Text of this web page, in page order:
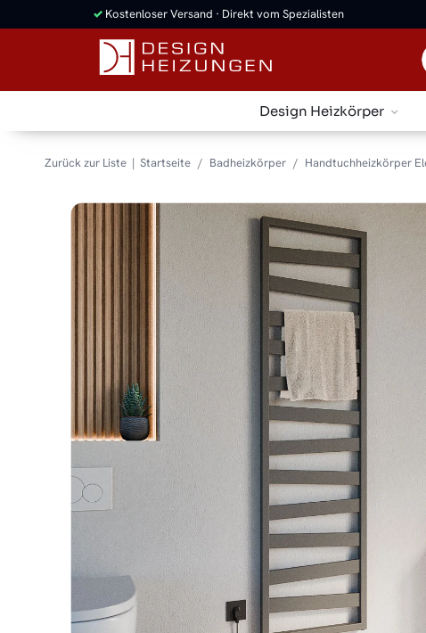
✓ Kostenloser Versand · Direkt vom Spezialisten
Design Heizkörper
Zurück zur Liste Startseite Badheizkörper Handtuchheizkörper